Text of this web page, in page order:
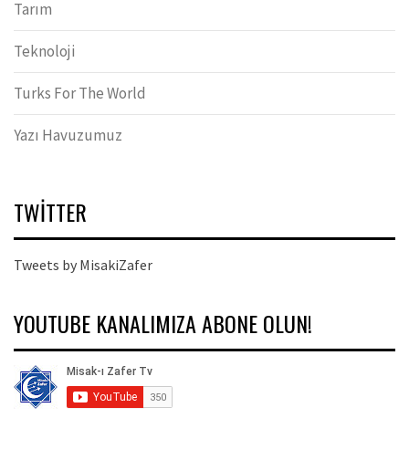
Tarım
Teknoloji
Turks For The World
Yazı Havuzumuz
TWITTER
Tweets by MisakiZafer
YOUTUBE KANALIMIZA ABONE OLUN!